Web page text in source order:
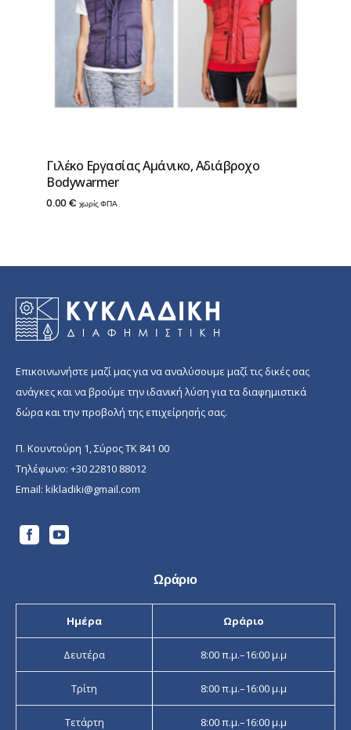
Γιλέκο Εργασίας Αμάνικο, Αδιάβροχο
Βodywarmer
0.00 € χωρίς ΦΠΑ
Επικοινωνήστε μαζί μας για να αναλύσουμε μαζί τις δικές σας
ανάγκες και να βρούμε την ιδανική λύση για τα διαφημιστικά
δώρα και την προβολή της επιχείρησής σας.
Π. Κουντούρη 1, Σύρος ΤΚ 841 00
Τηλέφωνο: +30 22810 88012
Email: kikladiki@gmail.com
Ωράριο
Ημέρα Ωράριο
Δευτέρα 8:00 π.μ.–16:00 μ.μ
Τρίτη 8:00 π.μ.–16:00 μ.μ
Τετάρτη 8:00 π.μ.–16:00 μ.μ